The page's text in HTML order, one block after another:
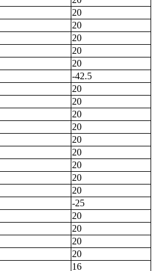
20
20
20
20
20
-42.5
20
20
20
20
20
20
20
20
20
-25
20
20
20
20
16